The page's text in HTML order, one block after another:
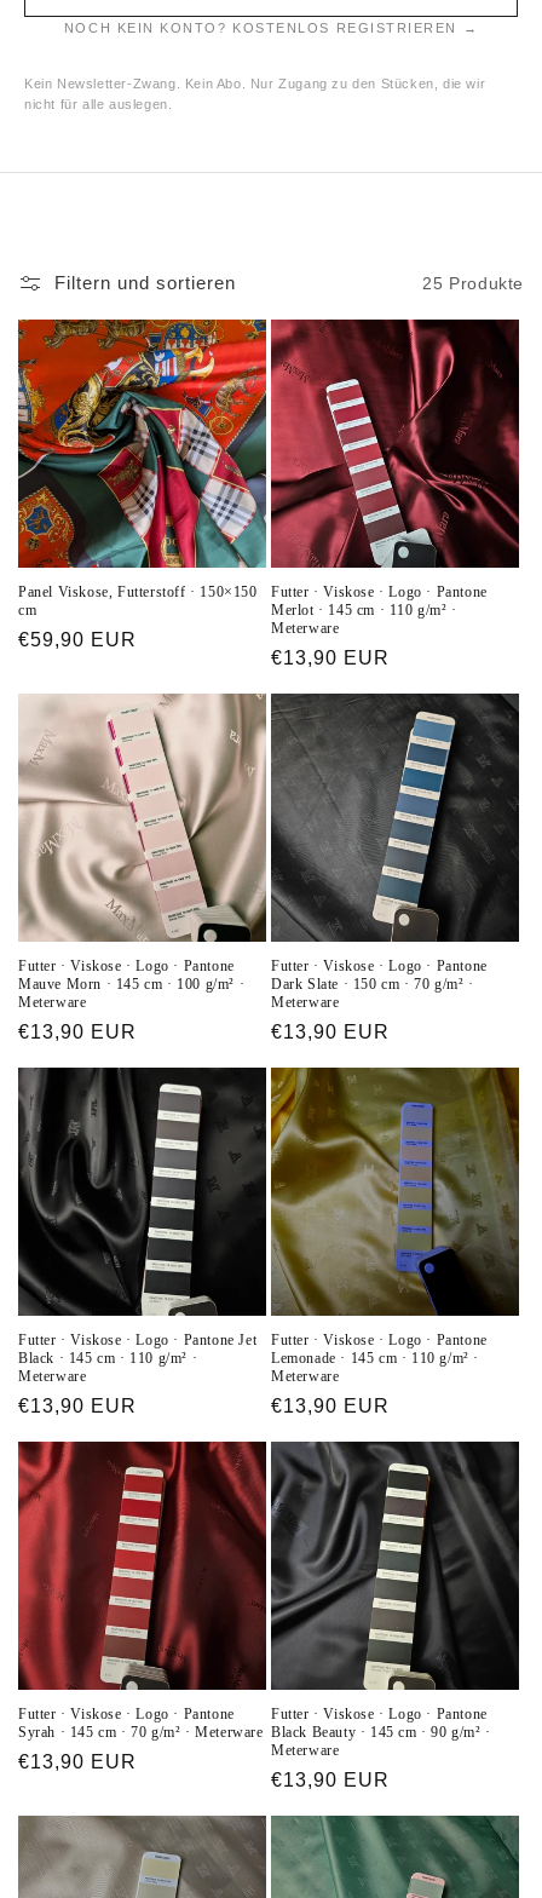
NOCH KEIN KONTO? KOSTENLOS REGISTRIEREN →
Kein Newsletter-Zwang. Kein Abo. Nur Zugang zu den Stücken, die wir
nicht für alle auslegen.
Filtern und sortieren 25 Produkte
Panel Viskose, Futterstoff · 150×150
cm
Normaler
€59,90 EUR
Futter · Viskose · Logo · Pantone
Merlot · 145 cm · 110 g/m² ·
Meterware
Normaler
€13,90 EUR
Futter · Viskose · Logo · Pantone
Mauve Morn · 145 cm · 100 g/m² ·
Meterware
Normaler
€13,90 EUR
Futter · Viskose · Logo · Pantone
Dark Slate · 150 cm · 70 g/m² ·
Meterware
Normaler
€13,90 EUR
Futter · Viskose · Logo · Pantone Jet
Black · 145 cm · 110 g/m² ·
Meterware
Normaler
€13,90 EUR
Futter · Viskose · Logo · Pantone
Lemonade · 145 cm · 110 g/m² ·
Meterware
Normaler
€13,90 EUR
Futter · Viskose · Logo · Pantone
Syrah · 145 cm · 70 g/m² · Meterware
Normaler
€13,90 EUR
Futter · Viskose · Logo · Pantone
Black Beauty · 145 cm · 90 g/m² ·
Meterware
Normaler
€13,90 EUR